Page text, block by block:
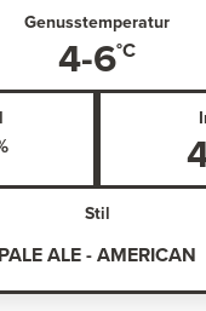
Genusstemperatur
4-6
Stil
PALE ALE - AMERICAN